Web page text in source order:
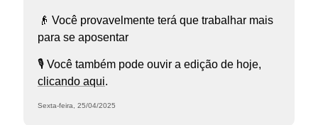
👴 Você provavelmente terá que trabalhar mais
para se aposentar
🎙️ Você também pode ouvir a edição de hoje,
clicando aqui.
Sexta-feira, 25/04/2025